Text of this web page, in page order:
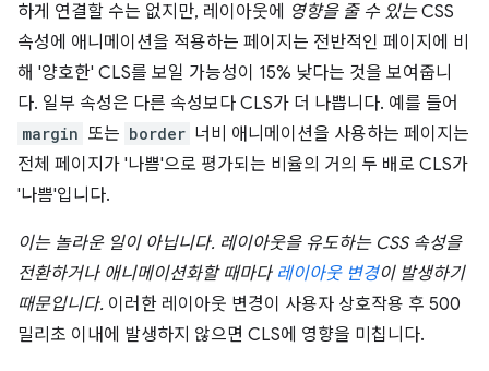
하게 연결할 수는 없지만, 레이아웃에 영향을 줄 수 있는CSS
속성에 애니메이션을 적용하는 페이지는 전반적인 페이지에 비
해 '양호한' CLS를 보일 가능성이 15% 낮다는 것을 보여줍니
다. 일부 속성은 다른 속성보다 CLS가 더 나쁩니다. 예를 들어
margin 또는 border 너비 애니메이션을 사용하는 페이지는
전체 페이지가 '나쁨'으로 평가되는 비율의 거의 두 배로 CLS가
'나쁨'입니다.
이는 놀라운 일이 아닙니다. 레이아웃을 유도하는 CSS 속성을
전환하거나 애니메이션화할 때마다 레이아웃 변경이 발생하기
때문입니다. 이러한 레이아웃 변경이 사용자 상호작용 후 500
밀리초 이내에 발생하지 않으면 CLS에 영향을 미칩니다.